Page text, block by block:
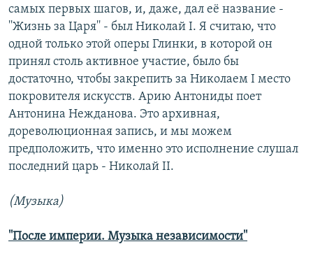
самых первых шагов, и, даже, дал её название -
''Жизнь за Царя'' - был Николай I. Я считаю, что
одной только этой оперы Глинки, в которой он
принял столь активное участие, было бы
достаточно, чтобы закрепить за Николаем I место
покровителя искусств. Арию Антониды поет
Антонина Нежданова. Это архивная,
дореволюционная запись, и мы можем
предположить, что именно это исполнение слушал
последний царь - Николай II.
(Музыка)
''После империи. Музыка независимости''